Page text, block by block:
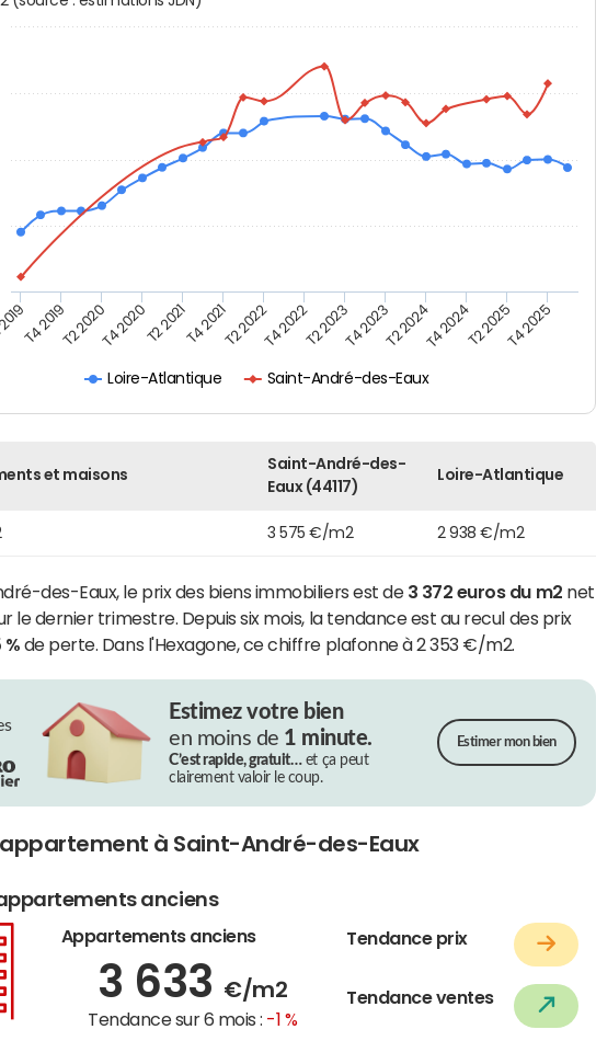
Loire-Atlantique Saint-André-des-Eaux
T4 2019T2 2020T4 2020T2 2021T4 2021T2 2022T4 2022T2 2023T4 2023T2 2024T4 2024T2 2025T4 2025
et maisons
Saint-André-des-
Eaux (44117)
Loire-Atlantique
3 575 €/m2 2 938 €/m2
des-Eaux, le prix des biens immobiliers est de 3 372 euros du m2 net
le dernier trimestre. Depuis six mois, la tendance est au recul des prix
% de perte. Dans l'Hexagone, ce chiffre plafonne à 2 353 €/m2.
Estimez votre bien
en moins de 1 minute.
C’est rapide, gratuit…et ça peut
clairement valoir le coup.
Estimer mon bien
appartement à Saint-André-des-Eaux
anciens
Appartements anciens
3 633 €/m2
Tendance sur 6 mois : -1 %
Tendance prix
Tendance ventes